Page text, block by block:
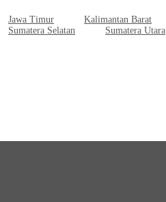
Jawa Timur Kalimantan Barat
Sumatera Selatan Sumatera Utara